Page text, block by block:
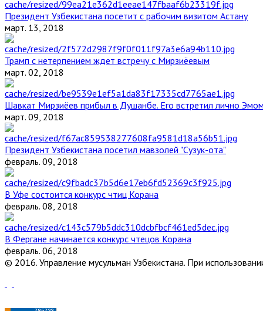
Президент Узбекистана посетит с рабочим визитом Астану
март. 13, 2018
Трамп с нетерпением ждет встречу с Мирзиёевым
март. 02, 2018
Шавкат Мирзиёев прибыл в Душанбе. Его встретил лично
март. 09, 2018
Президент Узбекистана посетил мавзолей "Сузук-ота"
февраль. 09, 2018
В Уфе состоится конкурс чтиц Корана
февраль. 08, 2018
В Фергане начинается конкурс чтецов Корана
февраль. 06, 2018
© 2016. Управление мусульман Узбекистана. При